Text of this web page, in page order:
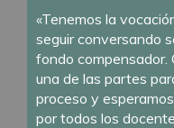
«Tenemos la
seguir conversando
fondo compensador.
una de las partes
proceso y
por todos los